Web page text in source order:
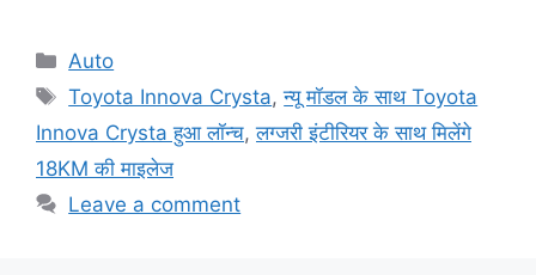
Categories
Auto
Tags
Toyota Innova Crysta,न्यू मॉडल के साथ Toyota
Innova Crysta हुआ लॉन्च,लग्जरी इंटीरियर के साथ मिलेंगे
18KM की माइलेज
Leave a comment